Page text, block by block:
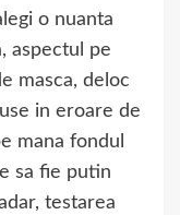
o nuanta
aspectul pe
masca, deloc
in eroare de
mana fondul
sa fie putin
testarea